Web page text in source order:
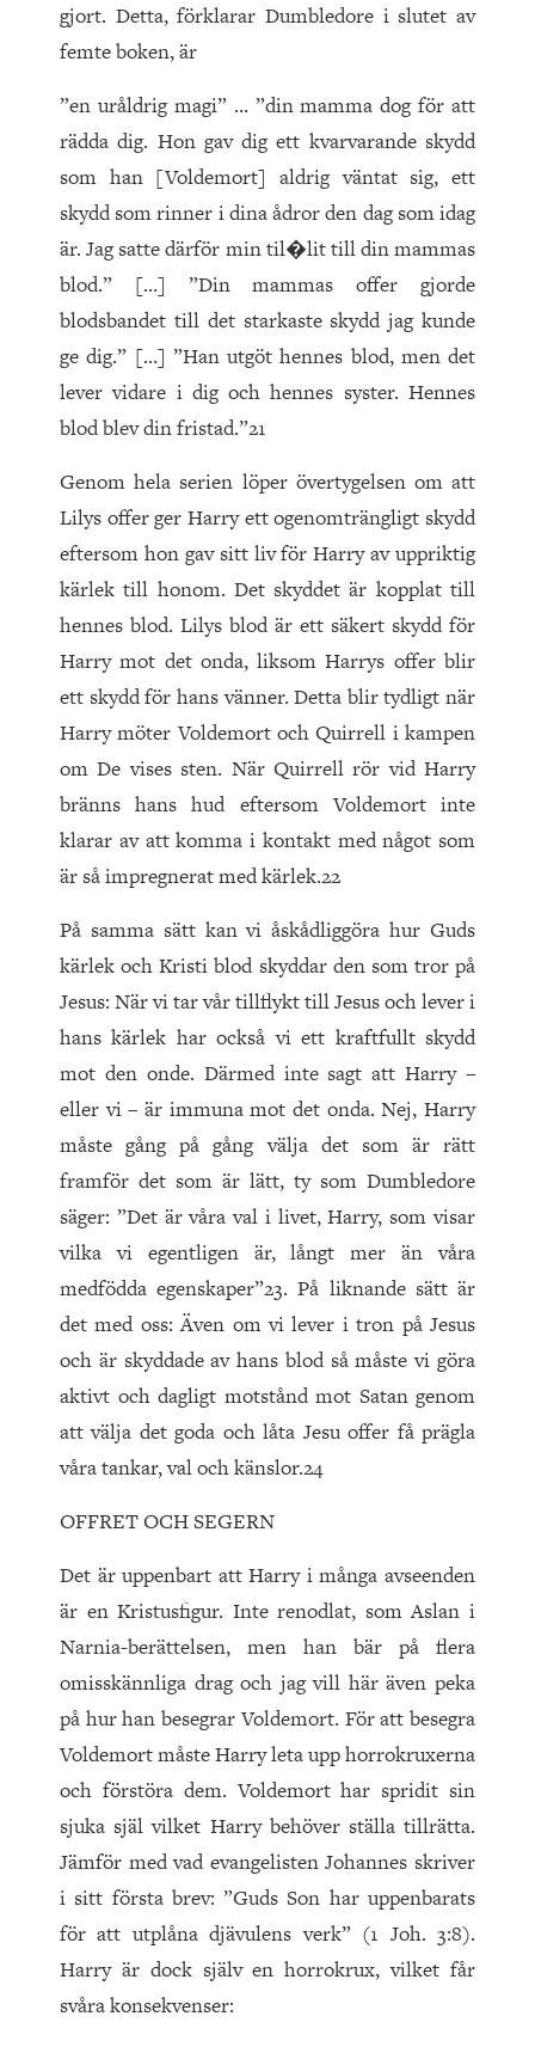
gjort. Detta, förklarar Dumbledore i slutet av
femte boken, är
”en uråldrig magi” … ”din mamma dog för att
rädda dig. Hon gav dig ett kvarvarande skydd
som han [Voldemort] aldrig väntat sig, ett
skydd som rinner i dina ådror den dag som idag
är. Jag satte därför min til�lit till din mammas
blod.” […] ”Din mammas offer gjorde
blodsbandet till det starkaste skydd jag kunde
ge dig.” […] ”Han utgöt hennes blod, men det
lever vidare i dig och hennes syster. Hennes
blod blev din fristad.”21
Genom hela serien löper övertygelsen om att
Lilys offer ger Harry ett ogenomträngligt skydd
eftersom hon gav sitt liv för Harry av uppriktig
kärlek till honom. Det skyddet är kopplat till
hennes blod. Lilys blod är ett säkert skydd för
Harry mot det onda, liksom Harrys offer blir
ett skydd för hans vänner. Detta blir tydligt när
Harry möter Voldemort och Quirrell i kampen
om De vises sten. När Quirrell rör vid Harry
bränns hans hud eftersom Voldemort inte
klarar av att komma i kontakt med något som
är så impregnerat med kärlek.22
På samma sätt kan vi åskådliggöra hur Guds
kärlek och Kristi blod skyddar den som tror på
Jesus: När vi tar vår tillflykt till Jesus och lever i
hans kärlek har också vi ett kraftfullt skydd
mot den onde. Därmed inte sagt att Harry –
eller vi – är immuna mot det onda. Nej, Harry
måste gång på gång välja det som är rätt
framför det som är lätt, ty som Dumbledore
säger: ”Det är våra val i livet, Harry, som visar
vilka vi egentligen är, långt mer än våra
medfödda egenskaper”23. På liknande sätt är
det med oss: Även om vi lever i tron på Jesus
och är skyddade av hans blod så måste vi göra
aktivt och dagligt motstånd mot Satan genom
att välja det goda och låta Jesu offer få prägla
våra tankar, val och känslor.24
OFFRET OCH SEGERN
Det är uppenbart att Harry i många avseenden
är en Kristusfigur. Inte renodlat, som Aslan i
Narnia-berättelsen, men han bär på flera
omisskännliga drag och jag vill här även peka
på hur han besegrar Voldemort. För att besegra
Voldemort måste Harry leta upp horrokruxerna
och förstöra dem. Voldemort har spridit sin
sjuka själ vilket Harry behöver ställa tillrätta.
Jämför med vad evangelisten Johannes skriver
i sitt första brev: ”Guds Son har uppenbarats
för att utplåna djävulens verk” (1 Joh. 3:8).
Harry är dock själv en horrokrux, vilket får
svåra konsekvenser: